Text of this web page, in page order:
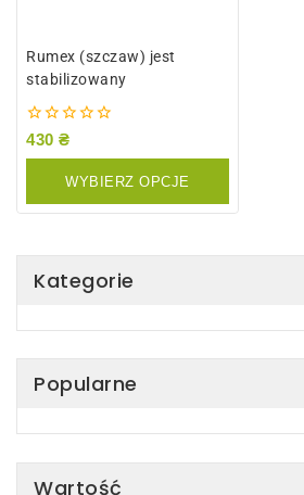
Rumex (szczaw) jest
stabilizowany
0
430 ₴
WYBIERZ OPCJE
Kategorie
Popularne
Wartość